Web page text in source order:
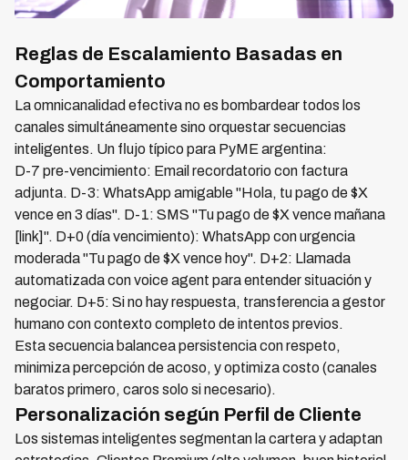
Reglas de Escalamiento Basadas en
Comportamiento
La omnicanalidad efectiva no es bombardear todos los
canales simultáneamente sino orquestar secuencias
inteligentes. Un flujo típico para PyME argentina:
D-7 pre-vencimiento: Email recordatorio con factura
adjunta. D-3: WhatsApp amigable "Hola, tu pago de $X
vence en 3 días". D-1: SMS "Tu pago de $X vence mañana
[link]". D+0 (día vencimiento): WhatsApp con urgencia
moderada "Tu pago de $X vence hoy". D+2: Llamada
automatizada con voice agent para entender situación y
negociar. D+5: Si no hay respuesta, transferencia a gestor
humano con contexto completo de intentos previos.
Esta secuencia balancea persistencia con respeto,
minimiza percepción de acoso, y optimiza costo (canales
baratos primero, caros solo si necesario).
Personalización según Perfil de Cliente
Los sistemas inteligentes segmentan la cartera y adaptan